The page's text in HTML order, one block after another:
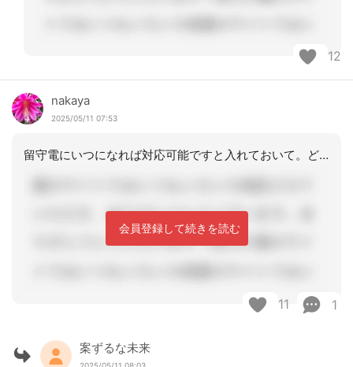
12
nakaya
2025/05/11 07:53
留守電にいつになれば対応可能ですと入れておいて。どこか仲の良い居宅があればそこの
会員登録して続きを読む
11 1
案ずるな未来